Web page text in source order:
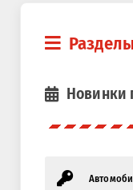
Новинки